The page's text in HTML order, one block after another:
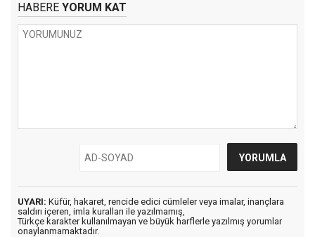
HABERE YORUM KAT
UYARI: Küfür, hakaret, rencide edici cümleler veya imalar, inançlara
saldırı içeren, imla kuralları ile yazılmamış,
Türkçe karakter kullanılmayan ve büyük harflerle yazılmış yorumlar
onaylanmamaktadır.